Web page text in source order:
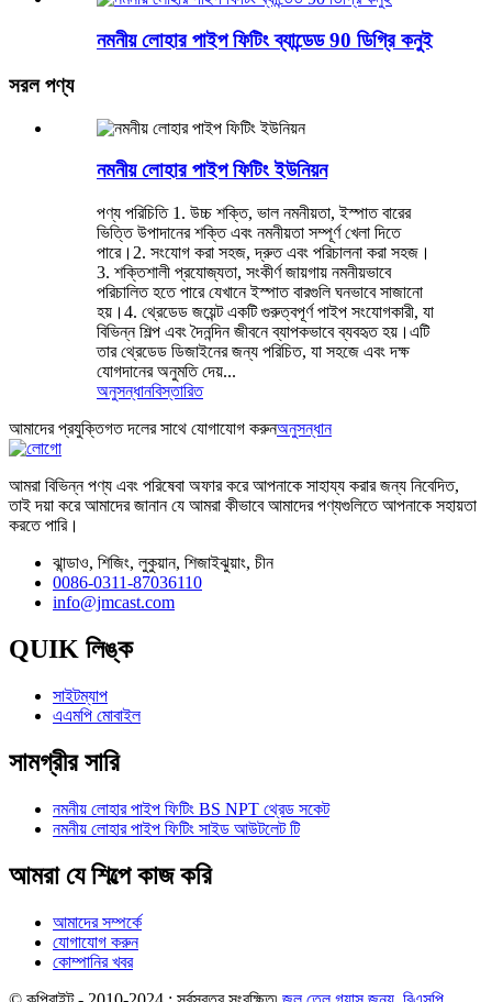
নমনীয় লোহার পাইপ ফিটিং ব্যান্ডেড 90 ডিগ্রি কনুই
সরল পণ্য
নমনীয় লোহার পাইপ ফিটিং ইউনিয়ন
পণ্য পরিচিতি 1. উচ্চ শক্তি, ভাল নমনীয়তা, ইস্পাত বারের
ভিত্তি উপাদানের শক্তি এবং নমনীয়তা সম্পূর্ণ খেলা দিতে
পারে।2. সংযোগ করা সহজ, দ্রুত এবং পরিচালনা করা সহজ।
3. শক্তিশালী প্রযোজ্যতা, সংকীর্ণ জায়গায় নমনীয়ভাবে
পরিচালিত হতে পারে যেখানে ইস্পাত বারগুলি ঘনভাবে সাজানো
হয়।4. থ্রেডেড জয়েন্ট একটি গুরুত্বপূর্ণ পাইপ সংযোগকারী, যা
বিভিন্ন শিল্প এবং দৈনন্দিন জীবনে ব্যাপকভাবে ব্যবহৃত হয়।এটি
তার থ্রেডেড ডিজাইনের জন্য পরিচিত, যা সহজে এবং দক্ষ
যোগদানের অনুমতি দেয়...
অনুসন্ধানবিস্তারিত
আমাদের প্রযুক্তিগত দলের সাথে যোগাযোগ করুনঅনুসন্ধান
আমরা বিভিন্ন পণ্য এবং পরিষেবা অফার করে আপনাকে সাহায্য করার জন্য নিবেদিত,
তাই দয়া করে আমাদের জানান যে আমরা কীভাবে আমাদের পণ্যগুলিতে আপনাকে সহায়তা
করতে পারি।
ঝান্ডাও, শিজিং, লুকুয়ান, শিজাইঝুয়াং, চীন
0086-0311-87036110
info@jmcast.com
QUIK লিঙ্ক
সাইটম্যাপ
এএমপি মোবাইল
সামগ্রীর সারি
নমনীয় লোহার পাইপ ফিটিং BS NPT থ্রেড সকেট
নমনীয় লোহার পাইপ ফিটিং সাইড আউটলেট টি
আমরা যে শিল্পে কাজ করি
আমাদের সম্পর্কে
যোগাযোগ করুন
কোম্পানির খবর